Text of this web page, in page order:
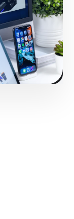
de